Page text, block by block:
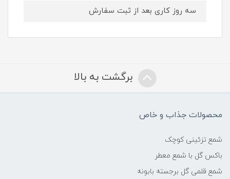
سه روز کاری بعد از ثبت سفارش
برگشت به بالا
محصولات جذاب و خاص
شمع تزئینی کوچک
باکس گل با شمع معطر
شمع قلمی گل برجسته بابونه